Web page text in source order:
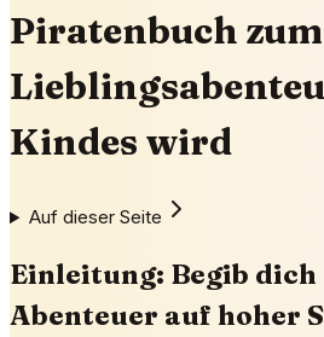
Piratenbuch zum
Kindes wird
Auf dieser Seite
Einleitung: Begib dich
Abenteuer auf hoher